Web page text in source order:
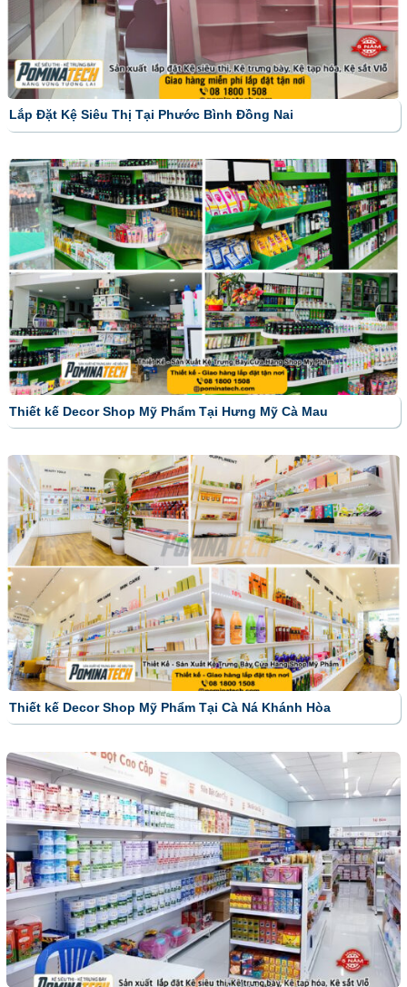
Lắp Đặt Kệ Siêu Thị Tại Phước Bình Đồng Nai
Thiết kế Decor Shop Mỹ Phẩm Tại Hưng Mỹ Cà Mau
Thiết kế Decor Shop Mỹ Phẩm Tại Cà Ná Khánh Hòa